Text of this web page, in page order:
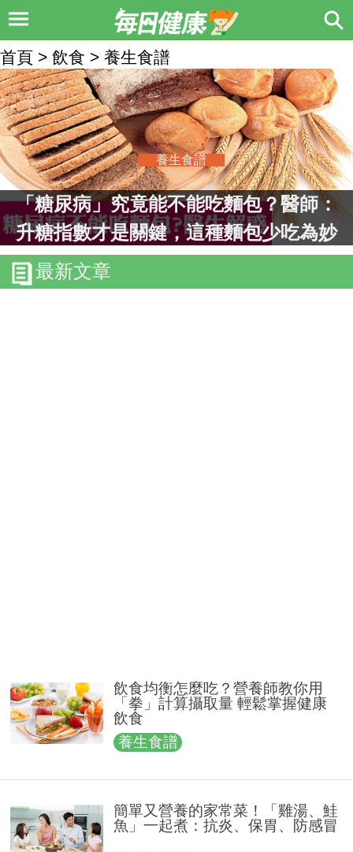
首頁 > 飲食 > 養生食譜
養生食譜
「糖尿病」究竟能不能吃麵包？醫師：
升糖指數才是關鍵，這種麵包少吃為妙
｜每日健康
最新文章
飲食均衡怎麼吃？營養師教你用
「拳」計算攝取量 輕鬆掌握健康
飲食
養生食譜
簡單又營養的家常菜！「雞湯、鮭
魚」一起煮：抗炎、保胃、防感冒